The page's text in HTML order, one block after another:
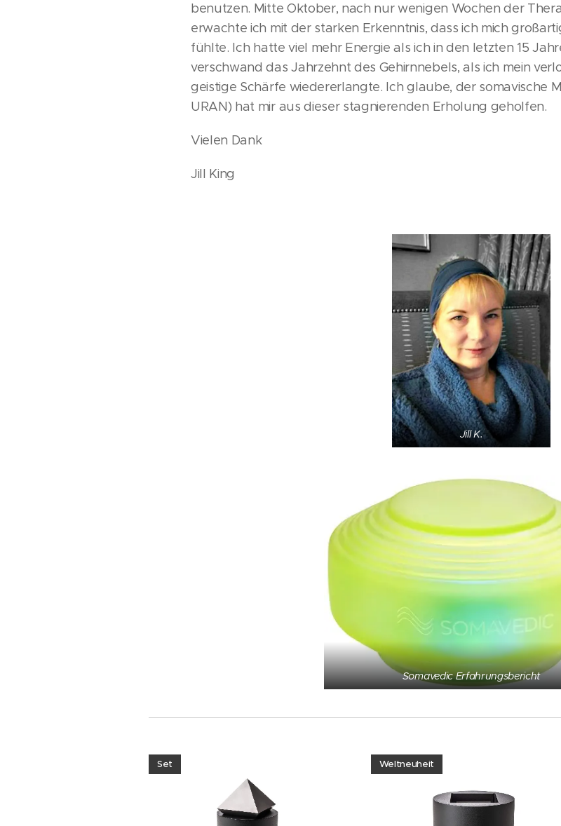
benutzen. Mitte Oktober, nach nur wenigen Wochen der
erwachte ich mit der starken Erkenntnis, dass ich mich
fühlte. Ich hatte viel mehr Energie als ich in den letzten 15
verschwand das Jahrzehnt des Gehirnnebels, als ich mein
geistige Schärfe wiedererlangte. Ich glaube, der somavische
URAN) hat mir aus dieser stagnierenden Erholung geholfen.
Vielen Dank
Jill King
Jill K.
Somavedic Erfahrungsbericht
Set Weltneuheit